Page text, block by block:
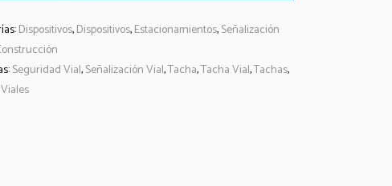
Dispositivos,Dispositivos,Estacionamientos,Señalización
Seguridad Vial,Señalización Vial,Tacha,Tacha Vial,Tachas,